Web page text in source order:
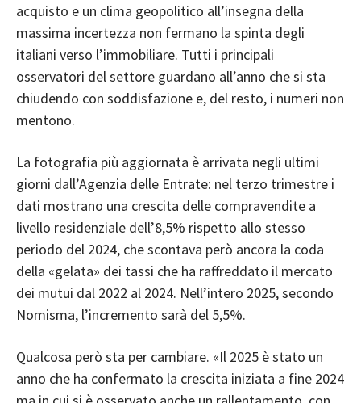
acquisto e un clima geopolitico all’insegna della
massima incertezza non fermano la spinta degli
italiani verso l’immobiliare. Tutti i principali
osservatori del settore guardano all’anno che si sta
chiudendo con soddisfazione e, del resto, i numeri non
mentono.
La fotografia più aggiornata è arrivata negli ultimi
giorni dall’Agenzia delle Entrate: nel terzo trimestre i
dati mostrano una crescita delle compravendite a
livello residenziale dell’8,5% rispetto allo stesso
periodo del 2024, che scontava però ancora la coda
della «gelata» dei tassi che ha raffreddato il mercato
dei mutui dal 2022 al 2024. Nell’intero 2025, secondo
Nomisma, l’incremento sarà del 5,5%.
Qualcosa però sta per cambiare. «Il 2025 è stato un
anno che ha confermato la crescita iniziata a fine 2024